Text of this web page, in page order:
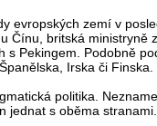
evropských zemí v
Čínu, britská ministryně
s Pekingem. Podobně
Irska či Finska.
politika.
jednat s oběma